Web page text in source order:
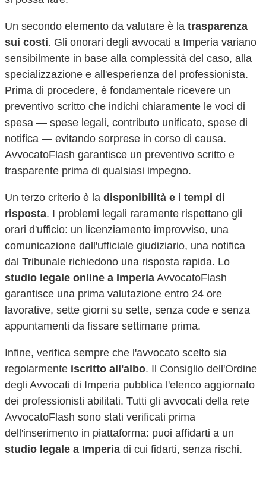
Un secondo elemento da valutare è la trasparenza
sui costi. Gli onorari degli avvocati a Imperia variano
sensibilmente in base alla complessità del caso, alla
specializzazione e all'esperienza del professionista.
Prima di procedere, è fondamentale ricevere un
preventivo scritto che indichi chiaramente le voci di
spesa — spese legali, contributo unificato, spese di
notifica — evitando sorprese in corso di causa.
AvvocatoFlash garantisce un preventivo scritto e
trasparente prima di qualsiasi impegno.
Un terzo criterio è la disponibilità e i tempi di
risposta. I problemi legali raramente rispettano gli
orari d'ufficio: un licenziamento improvviso, una
comunicazione dall'ufficiale giudiziario, una notifica
dal Tribunale richiedono una risposta rapida. Lo
studio legale online a Imperia AvvocatoFlash
garantisce una prima valutazione entro 24 ore
lavorative, sette giorni su sette, senza code e senza
appuntamenti da fissare settimane prima.
Infine, verifica sempre che l'avvocato scelto sia
regolarmente iscritto all'albo. Il Consiglio dell'Ordine
degli Avvocati di Imperia pubblica l'elenco aggiornato
dei professionisti abilitati. Tutti gli avvocati della rete
AvvocatoFlash sono stati verificati prima
dell'inserimento in piattaforma: puoi affidarti a un
studio legale a Imperia di cui fidarti, senza rischi.